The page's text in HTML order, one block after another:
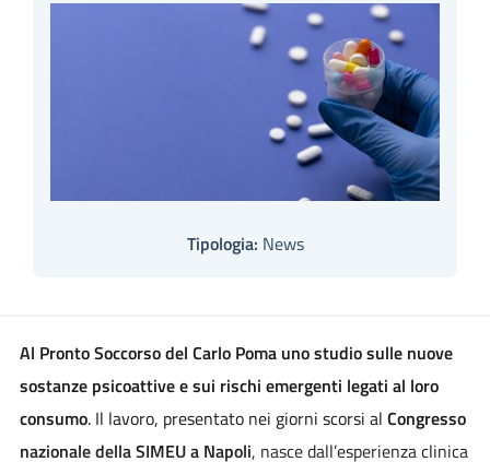
Tipologia: News
Al Pronto Soccorso del Carlo Poma uno studio sulle nuove
sostanze psicoattive e sui rischi emergenti legati al loro
consumo. Il lavoro, presentato nei giorni scorsi al Congresso
nazionale della SIMEU a Napoli, nasce dall’esperienza clinica